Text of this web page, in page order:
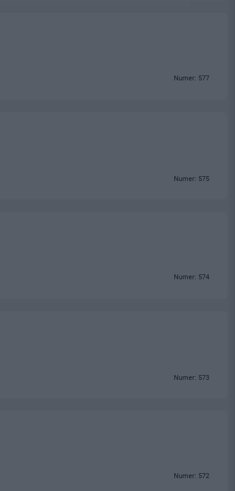
Numer: 577
Numer: 575
Numer: 574
Numer: 573
Numer: 572